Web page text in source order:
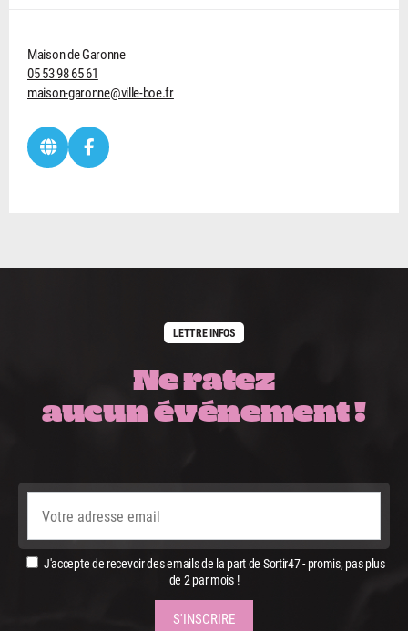
Maison de Garonne
05 53 98 65 61
maison-garonne@ville-boe.fr
LETTRE INFOS
Ne ratez
aucun événement !
J'accepte de recevoir des emails de la part de Sortir47 - promis, pas plus
de 2 par mois !